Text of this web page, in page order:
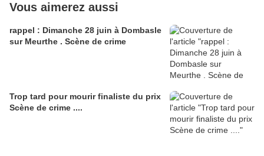
Vous aimerez aussi
rappel : Dimanche 28 juin à Dombasle
sur Meurthe . Scène de crime
Trop tard pour mourir finaliste du prix
Scène de crime ....